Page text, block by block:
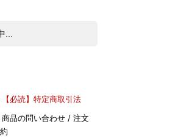
【必読】特定商取引法
商品の問い合わせ / 注文